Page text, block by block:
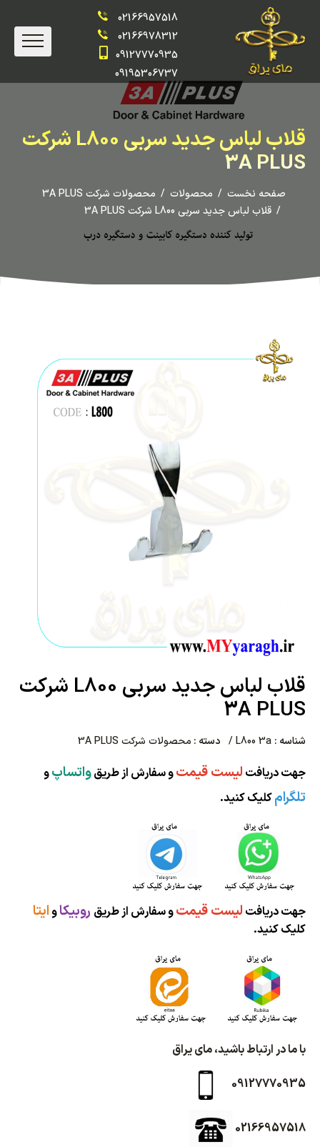
02166957518
02166978312
09127770935
09195306737
قلاب لباس جدید سربی L800 شرکت
3A PLUS
صفحه نخست محصولات
محصولات شرکت 3A PLUS
قلاب لباس جدید سربی L800 شرکت 3A PLUS
قلاب لباس جدید سربی L800 شرکت
3A PLUS
شناسه : دسته : محصولات شرکت 3A PLUS
جهت دریافت لیست قیمتو سفارش از طریقواتساپو
تلگرامکلیک کنید.
جهت دریافت لیست قیمتو سفارش از طریق روبیکاوایتا
کلیک کنید.
با ما در ارتباط باشید، مای یراق
09127770935
02166957518